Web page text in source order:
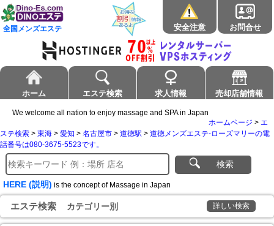
全国メンズエステ 安全注意 お問合せ
ホーム エステ検索 求人情報 売却店舗情報
We welcome all nation to enjoy massage and SPA in Japan
ホームページ > エ
ステ検索 > 東海 > 愛知 > 名古屋市 > 道徳駅 > 道徳メンズエステ-ローズマリーの電
話番号は080-3675-5523です。
検索
HERE (説明) is the concept of Massage in Japan
エステ検索 カテゴリー別 詳しい検索